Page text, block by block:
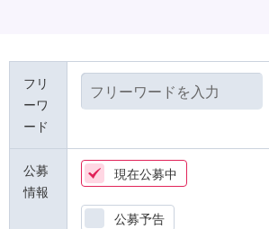
フリ
ーワ
ード
公募
情報
現在公募中
公募予告